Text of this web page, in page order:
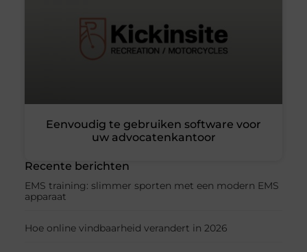
Recente berichten
EMS training: slimmer sporten met een modern EMS
apparaat
Hoe online vindbaarheid verandert in 2026
Eenvoudig te gebruiken software voor
uw advocatenkantoor